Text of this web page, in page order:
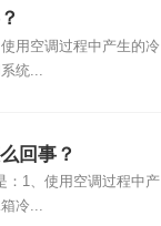
用空调过程中产生的冷
统...
回事？
：1、使用空调过程中产
冷...